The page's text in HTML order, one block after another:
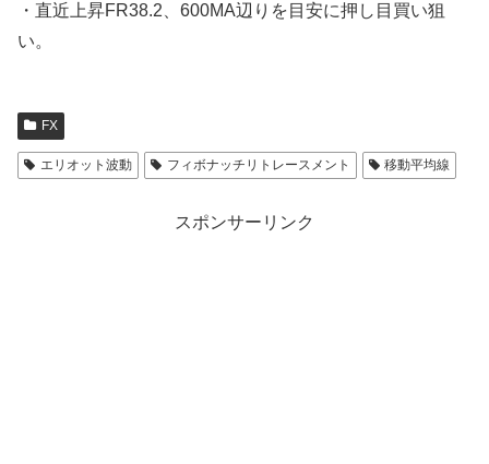
・直近上昇FR38.2、600MA辺りを目安に押し目買い狙
い。
FX
エリオット波動 フィボナッチリトレースメント 移動平均線
スポンサーリンク